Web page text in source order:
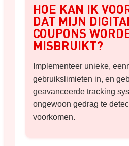
HOE KAN IK
DAT MIJN
COUPONS
MISBRUIKT?
Implementeer unieke,
gebruikslimieten in, en
geavanceerde tracking
ongewoon gedrag te
voorkomen.